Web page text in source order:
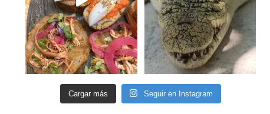
Cargar más Seguir en Instagram